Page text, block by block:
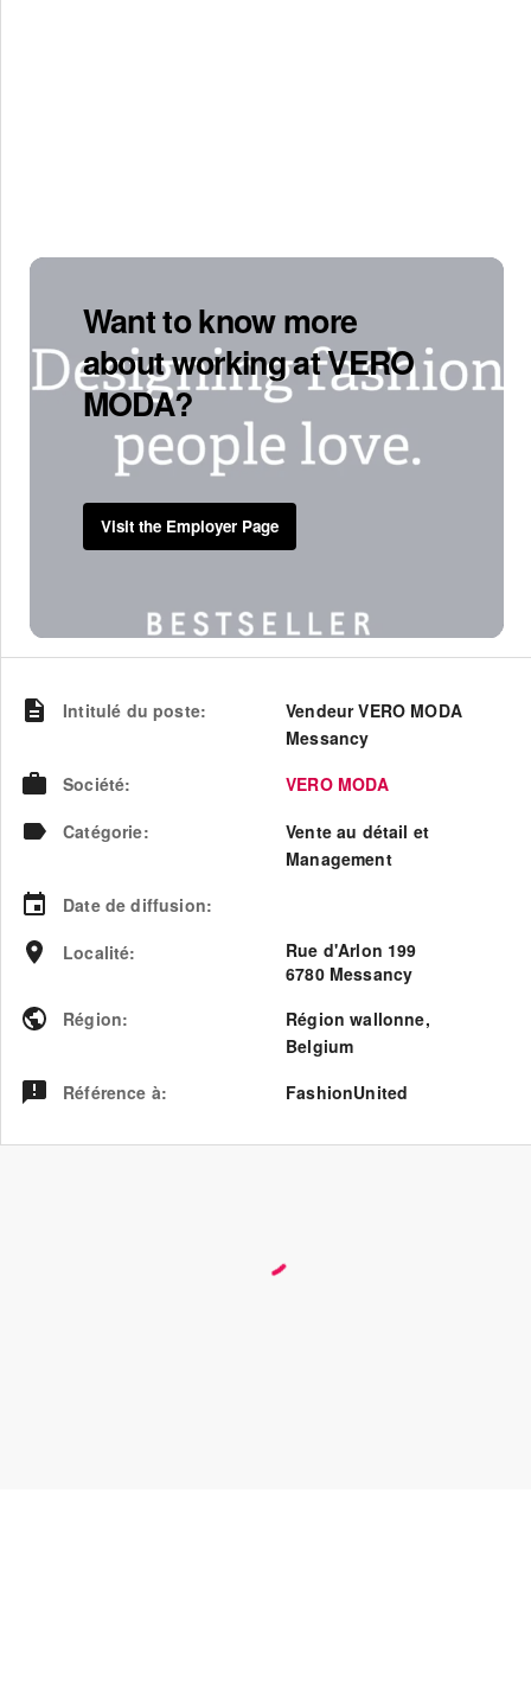
Want to know more
about working at VERO
MODA?
Visit the Employer Page
Intitulé du poste:
Vendeur VERO MODA
Messancy
Société:
VERO MODA
Catégorie:
Vente au détail et
Management
Date de diffusion:
Localité:
Rue d'Arlon 199
6780 Messancy
Région: Région wallonne,
Belgium
Référence à: FashionUnited